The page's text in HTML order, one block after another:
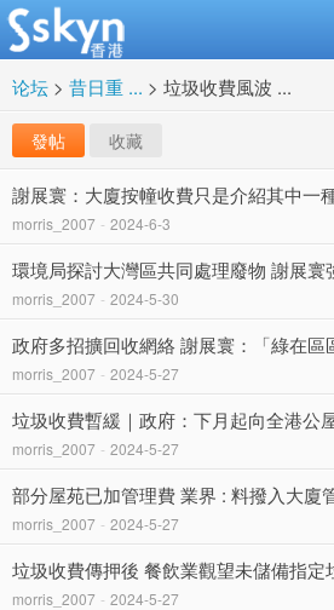
论坛 > 昔日重 ... > 垃圾收費風波 ...
發帖 收藏
謝展寰：大廈按幢收費只是介紹其中一
morris_2007 - 2024-6-3
環境局探討大灣區共同處理廢物 謝展寰
morris_2007 - 2024-5-30
政府多招擴回收網絡 謝展寰：「綠在區
morris_2007 - 2024-5-27
垃圾收費暫緩｜政府：下月起向全港公
morris_2007 - 2024-5-27
部分屋苑已加管理費 業界 : 料撥入大廈
morris_2007 - 2024-5-27
垃圾收費傳押後 餐飲業觀望未儲備指定
morris_2007 - 2024-5-27